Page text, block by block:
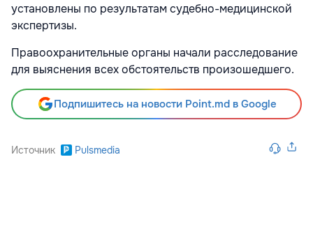
установлены по результатам судебно-медицинской
экспертизы.
Правоохранительные органы начали расследование
для выяснения всех обстоятельств произошедшего.
Подпишитесь на новости Point.md в Google
Источник Pulsmedia